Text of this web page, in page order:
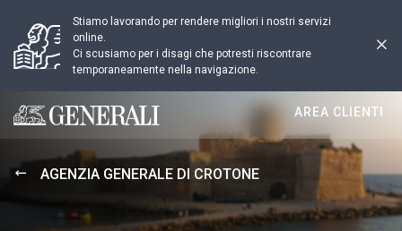
Stiamo lavorando per rendere migliori i nostri servizi
online.
Ci scusiamo per i disagi che potresti riscontrare
temporaneamente nella navigazione.
Generali logo
AREA CLIENTI
AGENZIA GENERALE DI CROTONE